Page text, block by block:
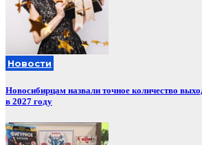
Новости
Новосибирцам назвали точное количество
в 2027 году